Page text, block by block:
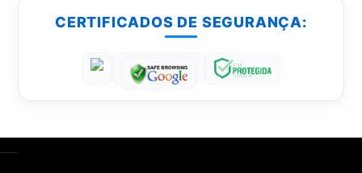
CERTIFICADOS DE SEGURANÇA: